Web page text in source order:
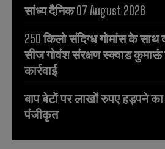
सांध्य दैनिक 07 August 2026
250 किलो संदिग्ध गोमांस के साथ
सीज गोवंश संरक्षण स्क्वाड
कार्रवाई
बाप बेटों पर लाखों रुपए हड़पने
पंजीकृत